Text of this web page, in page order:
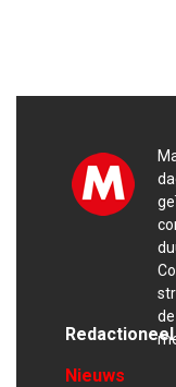
Redactioneel
Nieuws